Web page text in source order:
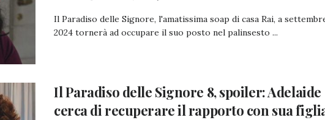
Il Paradiso delle Signore, l'amatissima soap di casa Rai, a
2024 tornerà ad occupare il suo posto nel palinsesto ...
Il Paradiso delle Signore 8, spoiler: Adelaide
cerca di recuperare il rapporto con sua